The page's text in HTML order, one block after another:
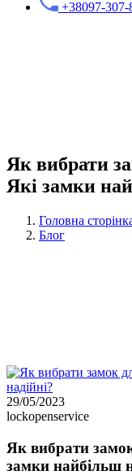
+38097-307-
Як вибрати
Які замки
Головна
Блог
29/05/2023
lockopenservice
Як вибрати
замки найбільш